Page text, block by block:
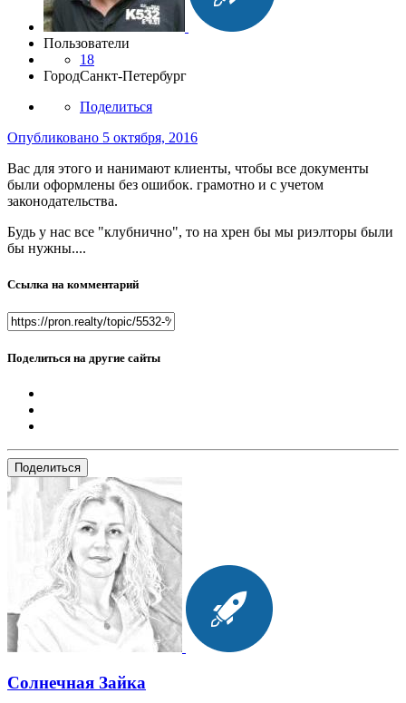
Пользователи
18
ГородСанкт-Петербург
Поделиться
Опубликовано 5 октября, 2016
Вас для этого и нанимают клиенты, чтобы все документы
были оформлены без ошибок. грамотно и с учетом
законодательства.
Будь у нас все "клубнично", то на хрен бы мы риэлторы были
бы нужны....
Ссылка на комментарий
Поделиться на другие сайты
Поделиться
Солнечная Зайка